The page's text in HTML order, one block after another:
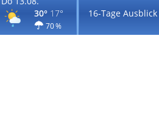
30° 17°
70 %
16-Tage Ausblick